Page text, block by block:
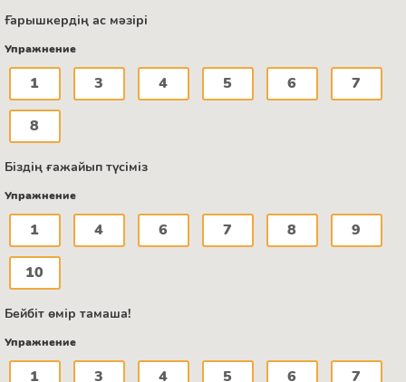
Ғарышкердің ас мәзірі
Упражнение
1 3 4 5 6 7
8
Біздің ғажайып түсіміз
Упражнение
1 4 6 7 8 9
10
Бейбіт өмір тамаша!
Упражнение
1 3 4 5 6 7